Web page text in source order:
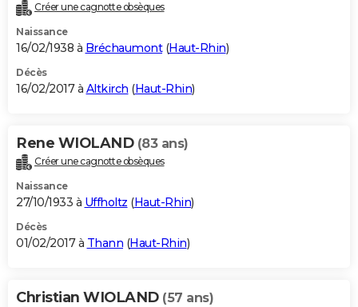
Créer une cagnotte obsèques
Naissance
16/02/1938 à Bréchaumont(Haut-Rhin)
Décès
16/02/2017 à Altkirch (Haut-Rhin)
Rene WIOLAND (83 ans)
Créer une cagnotte obsèques
Naissance
27/10/1933 à Uffholtz (Haut-Rhin)
Décès
01/02/2017 à Thann (Haut-Rhin)
Christian WIOLAND (57 ans)